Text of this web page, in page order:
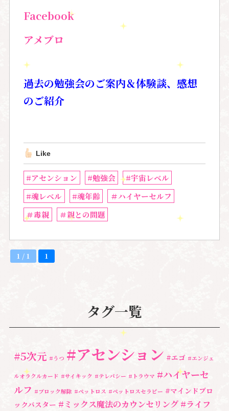
Facebook
アメブロ
過去の勉強会のご案内＆体験談、感想
のご紹介
Like
#アセンション #勉強会
#宇宙レベル
#魂レベル
#魂年齢
＃ハイヤーセルフ
＃毒親
＃親との問題
1 / 1 1
タグ一覧
#5次元 #うつ #アセンション #エゴ #エンジェ
ルオラクルカード #サイキック #テレパシー #トラウマ #ハイヤーセ
ルフ #ブロック解除 #ペットロス #ペットロスセラピー #マインドブロ
ックバスター #ミックス魔法のカウンセリング #ライフ